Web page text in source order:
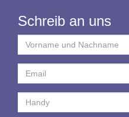
Schreib an uns